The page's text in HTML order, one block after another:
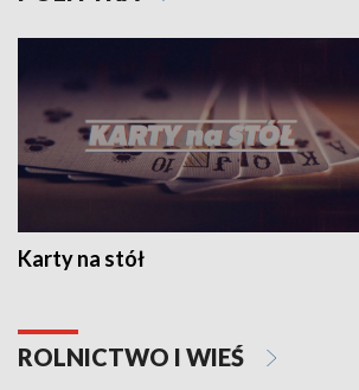
Karty na stół
ROLNICTWO I WIEŚ